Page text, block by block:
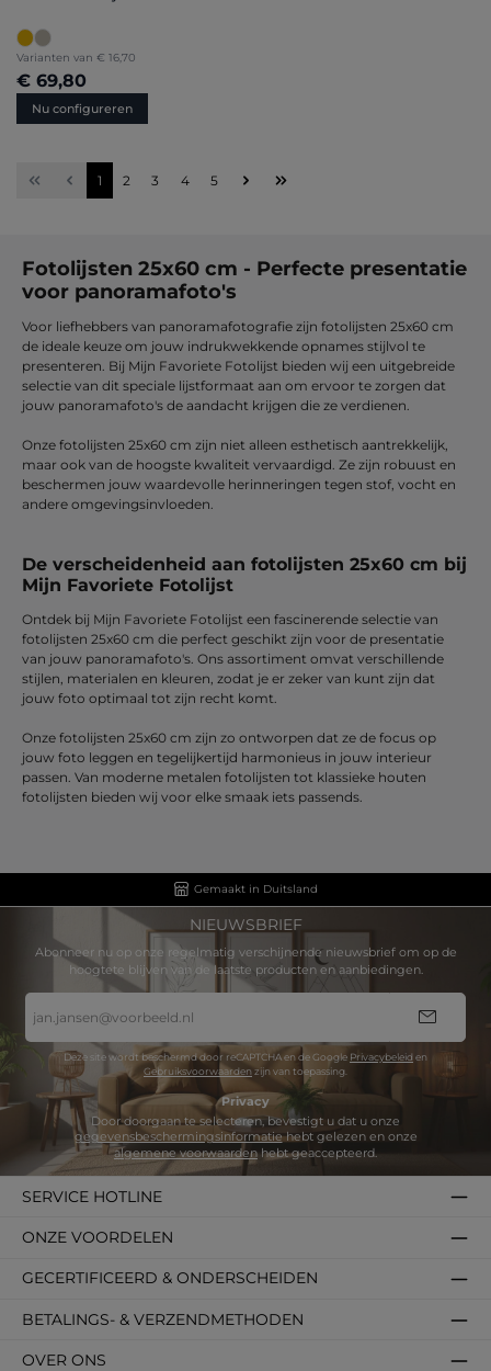
Varianten van € 16,70
€ 69,80
Nu configureren
Pagina
1 Pagina
2 Pagina
3 Pagina
4 Pagina
5
Fotolijsten 25x60 cm - Perfecte presentatie
voor panoramafoto's
Voor liefhebbers van panoramafotografie zijn fotolijsten 25x60 cm
de ideale keuze om jouw indrukwekkende opnames stijlvol te
presenteren. Bij Mijn Favoriete Fotolijst bieden wij een uitgebreide
selectie van dit speciale lijstformaat aan om ervoor te zorgen dat
jouw panoramafoto's de aandacht krijgen die ze verdienen.
Onze fotolijsten 25x60 cm zijn niet alleen esthetisch aantrekkelijk,
maar ook van de hoogste kwaliteit vervaardigd. Ze zijn robuust en
beschermen jouw waardevolle herinneringen tegen stof, vocht en
andere omgevingsinvloeden.
De verscheidenheid aan fotolijsten 25x60 cm bij
Mijn Favoriete Fotolijst
Ontdek bij Mijn Favoriete Fotolijst een fascinerende selectie van
fotolijsten 25x60 cm die perfect geschikt zijn voor de presentatie
van jouw panoramafoto's. Ons assortiment omvat verschillende
stijlen, materialen en kleuren, zodat je er zeker van kunt zijn dat
jouw foto optimaal tot zijn recht komt.
Onze fotolijsten 25x60 cm zijn zo ontworpen dat ze de focus op
jouw foto leggen en tegelijkertijd harmonieus in jouw interieur
passen. Van moderne metalen fotolijsten tot klassieke houten
fotolijsten bieden wij voor elke smaak iets passends.
Gemaakt in Duitsland
NIEUWSBRIEF
Abonneer nu op onze regelmatig verschijnende nieuwsbrief om op de
hoogtete blijven van de laatste producten en aanbiedingen.
mailadres
*
Deze site wordt beschermd door reCAPTCHA en de Google Privacybeleid en
Gebruiksvoorwaarden zijn van toepassing.
Privacy
gegevensbeschermingsinformatie
algemene voorwaardenhebt geaccepteerd.
SERVICE HOTLINE
BETALINGS- & VERZENDMETHODEN
OVER ONS
GECERTIFICEERD & ONDERSCHEIDEN
ONZE VOORDELEN